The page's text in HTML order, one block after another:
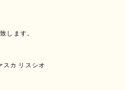
します。
スカ リスシオ